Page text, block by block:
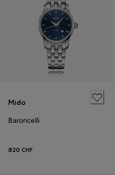
Mido
Baroncelli
820 CHF